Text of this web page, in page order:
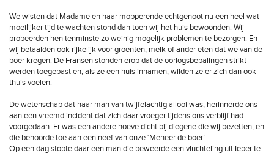
We wisten dat Madame en haar mopperende echtgenoot nu een heel wat
moeilijker tijd te wachten stond dan toen wij het huis bewoonden. Wij
probeerden hen tenminste zo weinig mogelijk problemen te bezorgen. En
wij betaalden ook rijkelijk voor groenten, melk of ander eten dat we van de
boer kregen. De Fransen stonden erop dat de oorlogsbepalingen strikt
werden toegepast en, als ze een huis innamen, wilden ze er zich dan ook
thuis voelen.
De wetenschap dat haar man van twijfelachtig allooi was, herinnerde ons
aan een vreemd incident dat zich daar vroeger tijdens ons verblijf had
voorgedaan. Er was een andere hoeve dicht bij diegene die wij bezetten, en
die behoorde toe aan een neef van onze ‘Meneer de boer’.
Op een dag stopte daar een man die beweerde een vluchteling uit Ieper te